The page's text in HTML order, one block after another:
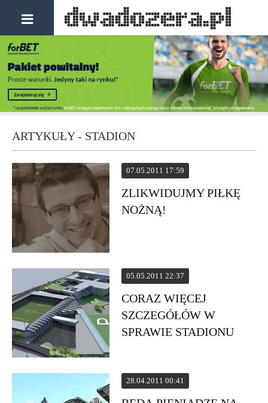
ARTYKUŁY - STADION
07.05.2011 17:59
ZLIKWIDUJMY PIŁKĘ
NOŻNĄ!
05.05.2011 22:37
CORAZ WIĘCEJ
SZCZEGÓŁÓW W
SPRAWIE STADIONU
28.04.2011 00:41